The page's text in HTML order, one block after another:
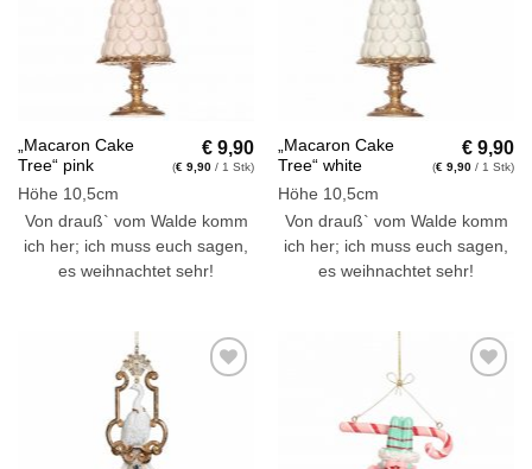
„Macaron Cake
Tree“ pink
€ 9,90
(€ 9,90 / 1 Stk)
Höhe 10,5cm
Von drauß` vom Walde komm
ich her; ich muss euch sagen,
es weihnachtet sehr!
„Macaron Cake
Tree“ white
€ 9,90
(€ 9,90 / 1 Stk)
Höhe 10,5cm
Von drauß` vom Walde komm
ich her; ich muss euch sagen,
es weihnachtet sehr!
Wunschliste